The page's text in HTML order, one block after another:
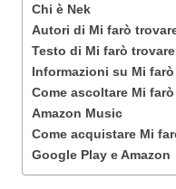
Chi è Nek
Autori di Mi farò
Testo di Mi farò
Informazioni su Mi
Come ascoltare Mi
Amazon Music
Come acquistare Mi
Google Play e Amazon